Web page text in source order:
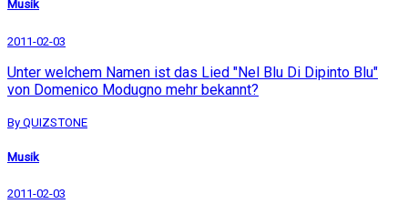
Musik
2011-02-03
Unter welchem Namen ist das Lied "Nel Blu Di Dipinto Blu"
von Domenico Modugno mehr bekannt?
By QUIZSTONE
Musik
2011-02-03